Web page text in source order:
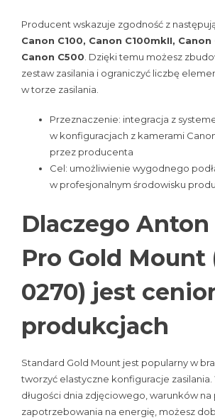
Producent wskazuje zgodność z
Canon C100, Canon C100mkII,
Canon C500 . Dzięki temu możesz
zestaw zasilania i ograniczyć liczbę
w torze zasilania.
Przeznaczenie: integracja z
w konfiguracjach z kamerami
przez producenta
Cel: umożliwienie wygodnego
w profesjonalnym środowisku
Dlaczego Anton
Pro Gold Mount
0270) jest
produkcjach
Standard Gold Mount jest popularny w
tworzyć elastyczne konfiguracje zasilania.
długości dnia zdjęciowego, warunków na
zapotrzebowania na energię, możesz